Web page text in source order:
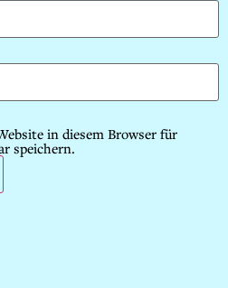
in diesem Browser für
speichern.